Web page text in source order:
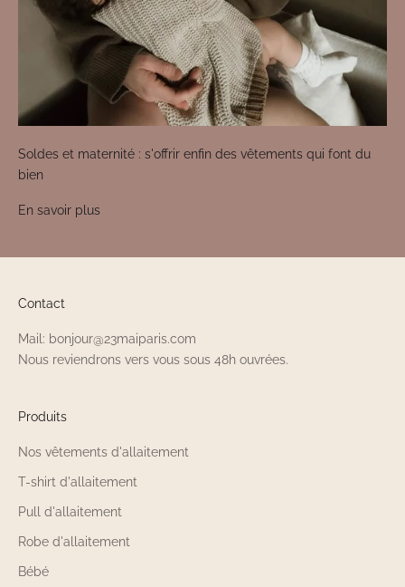
Soldes et maternité : s'offrir enfin des vêtements qui font du
bien
En savoir plus
Contact
Mail: bonjour@23maiparis.com
Nous reviendrons vers vous sous 48h ouvrées.
Produits
Nos vêtements d'allaitement
T-shirt d'allaitement
Pull d'allaitement
Robe d'allaitement
Bébé